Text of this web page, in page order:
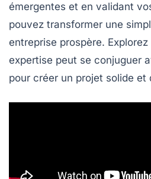
émergentes et en validant
pouvez transformer une
entreprise prospère.
expertise peut se conjuguer
pour créer un projet solide et